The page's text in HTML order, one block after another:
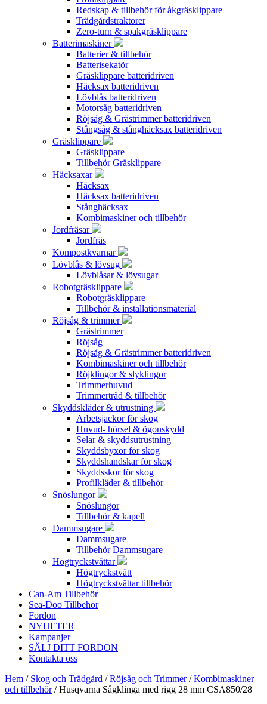
Redskap & tillbehör för åkgräsklippare
Trädgårdstraktorer
Zero-turn & spakgräsklippare
Batterimaskiner
Batterier & tillbehör
Batterisekatör
Gräsklippare batteridriven
Häcksax batteridriven
Lövblås batteridriven
Motorsåg batteridriven
Röjsåg & Grästrimmer batteridriven
Stångsåg & stånghäcksax batteridriven
Gräsklippare
Gräsklippare
Tillbehör Gräsklippare
Häcksaxar
Häcksax
Häcksax batteridriven
Stånghäcksax
Kombimaskiner och tillbehör
Jordfräsar
Jordfräs
Kompostkvarnar
Lövblås & lövsug
Lövblåsar & lövsugar
Robotgräsklippare
Robotgräsklippare
Tillbehör & installationsmaterial
Röjsåg & trimmer
Grästrimmer
Röjsåg
Röjsåg & Grästrimmer batteridriven
Kombimaskiner och tillbehör
Röjklingor & slyklingor
Trimmerhuvud
Trimmertråd & tillbehör
Skyddskläder & utrustning
Arbetsjackor för skog
Huvud- hörsel & ögonskydd
Selar & skyddsutrustning
Skyddsbyxor för skog
Skyddshandskar för skog
Skyddsskor för skog
Profilkläder & tillbehör
Snöslungor
Snöslungor
Tillbehör & kapell
Dammsugare
Dammsugare
Tillbehör Dammsugare
Högtryckstvättar
Högtryckstvätt
Högtryckstvättar tillbehör
Can-Am Tillbehör
Sea-Doo Tillbehör
Fordon
NYHETER
Kampanjer
SÄLJ DITT FORDON
Kontakta oss
Hem / Skog och Trädgård /Röjsåg och Trimmer/Kombimaskiner
och tillbehör/ Husqvarna Sågklinga med rigg 28 mm CSA850/28